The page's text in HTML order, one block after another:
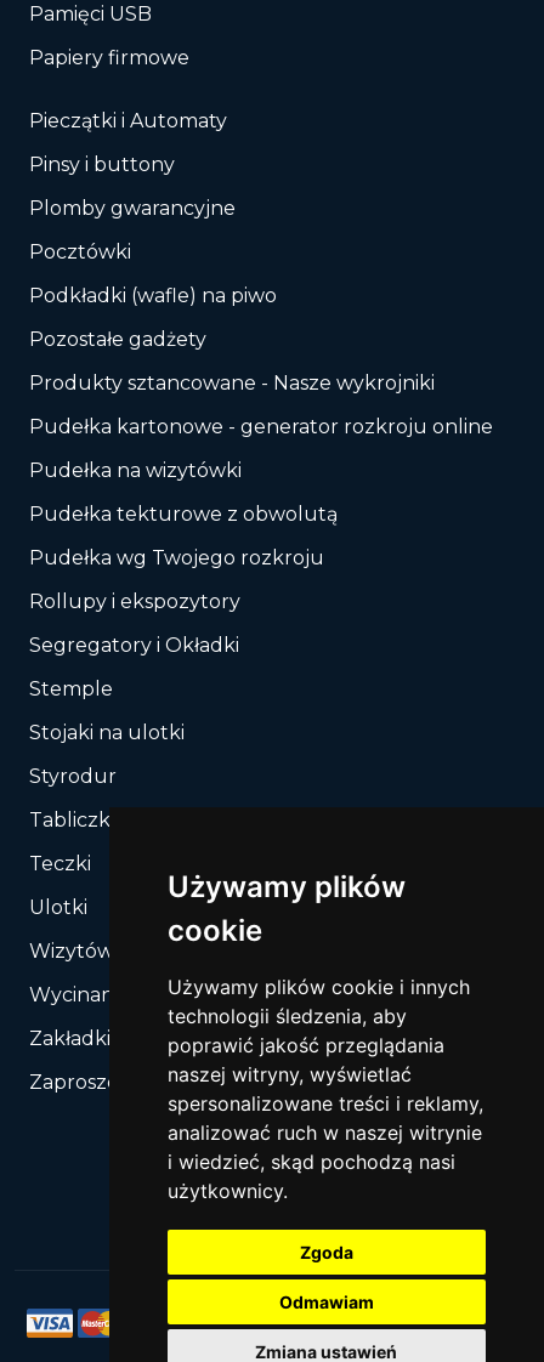
Używamy plików
cookie
Używamy plików cookie i innych
technologii śledzenia, aby
poprawić jakość przeglądania
naszej witryny, wyświetlać
spersonalizowane treści i reklamy,
analizować ruch w naszej witrynie
i wiedzieć, skąd pochodzą nasi
użytkownicy.
Zgoda
Odmawiam
Zmiana ustawień
Pamięci USB
Papiery firmowe
Pieczątki i Automaty
Pinsy i buttony
Plomby gwarancyjne
Pocztówki
Podkładki (wafle) na piwo
Pozostałe gadżety
Produkty sztancowane - Nasze wykrojniki
Pudełka kartonowe - generator rozkroju online
Pudełka na wizytówki
Pudełka tekturowe z obwolutą
Pudełka wg Twojego rozkroju
Rollupy i ekspozytory
Segregatory i Okładki
Stemple
Stojaki na ulotki
Styrodur
Tabliczki, Znaki
Teczki
Ulotki
Wizytówki
Wycinanie, Sztancowanie wg Twojego rozkroju
Zakładki do książek
Zaproszenia